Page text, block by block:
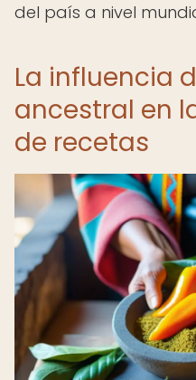
del país a nivel
La influencia
ancestral en
de recetas